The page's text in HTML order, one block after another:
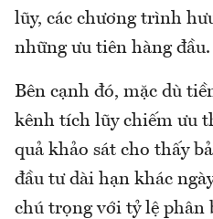
lũy, các chương trình
những ưu tiên hàng đầu.
Bên cạnh đó, mặc dù
kênh tích lũy chiếm ưu
quả khảo sát cho thấy
đầu tư dài hạn khác
chú trọng với tỷ lệ phân